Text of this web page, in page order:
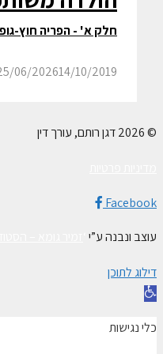
חלק א' - הפריה חוץ-
06/202614/10/2019
© 2026 דגן רותם, עורך דין
Facebook
עוצב ונבנה ע”י
דילוג לתוכן
פתח
נגישות
כלי נגישות